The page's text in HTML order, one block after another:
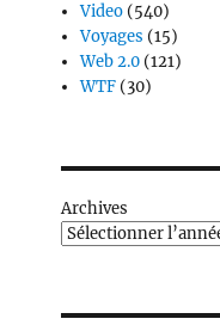
Video (540)
Voyages (15)
Web 2.0 (121)
WTF (30)
Archives